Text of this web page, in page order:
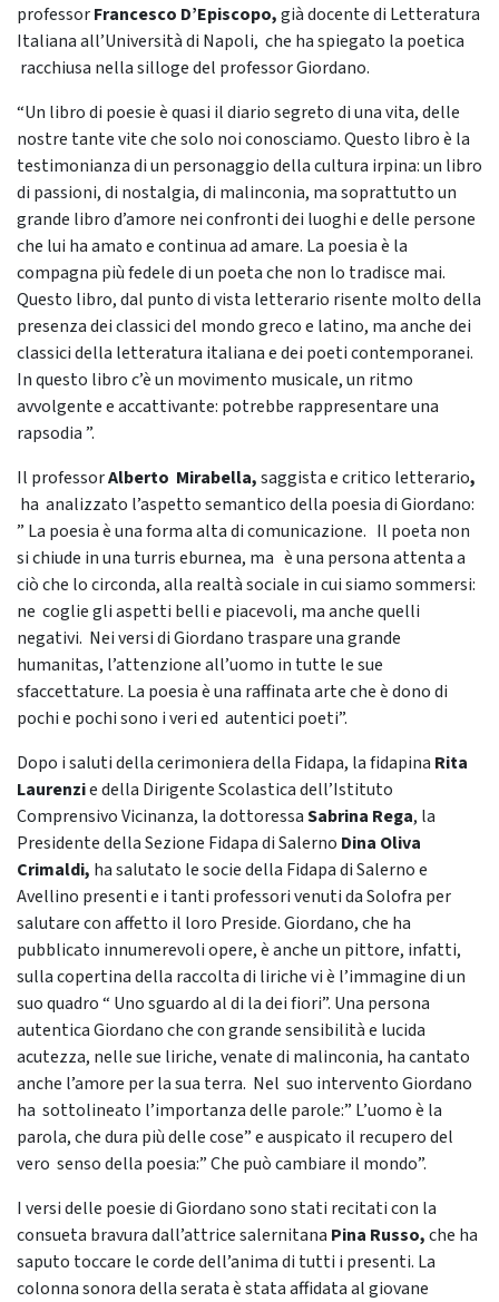
professorFrancesco D’Episcopo,già docente di Letteratura
Italiana all’Università di Napoli, che ha spiegato la poetica
racchiusa nella silloge del professor Giordano.
“Un libro di poesie è quasi il diario segreto di una vita, delle
nostre tante vite che solo noi conosciamo. Questo libro è la
testimonianza di un personaggio della cultura irpina: un libro
di passioni, di nostalgia, di malinconia, ma soprattutto un
grande libro d’amore nei confronti dei luoghi e delle persone
che lui ha amato e continua ad amare. La poesia è la
compagna più fedele di un poeta che non lo tradisce mai.
Questo libro, dal punto di vista letterario risente molto della
presenza dei classici del mondo greco e latino, ma anche dei
classici della letteratura italiana e dei poeti contemporanei.
In questo libro c’è un movimento musicale, un ritmo
avvolgente e accattivante: potrebbe rappresentare una
rapsodia ”.
Il professorAlberto Mirabella,saggista e critico letterario,
ha analizzato l’aspetto semantico della poesia di Giordano:
” La poesia è una forma alta di comunicazione. Il poeta non
si chiude in una turris eburnea, ma è una persona attenta a
ciò che lo circonda, alla realtà sociale in cui siamo sommersi:
ne coglie gli aspetti belli e piacevoli, ma anche quelli
negativi. Nei versi di Giordano traspare una grande
humanitas, l’attenzione all’uomo in tutte le sue
sfaccettature. La poesia è una raffinata arte che è dono di
pochi e pochi sono i veri ed autentici poeti”.
Dopo i saluti della cerimoniera della Fidapa, la fidapina Rita
Laurenzie della Dirigente Scolastica dell’Istituto
Comprensivo Vicinanza, la dottoressaSabrina Rega, la
Presidente della Sezione Fidapa di Salerno Dina Oliva
Crimaldi, ha salutato le socie della Fidapa di Salerno e
Avellino presenti e i tanti professori venuti da Solofra per
salutare con affetto il loro Preside. Giordano, che ha
pubblicato innumerevoli opere, è anche un pittore, infatti,
sulla copertina della raccolta di liriche vi è l’immagine di un
suo quadro “ Uno sguardo al di la dei fiori”. Una persona
autentica Giordano che con grande sensibilità e lucida
acutezza, nelle sue liriche, venate di malinconia, ha cantato
anche l’amore per la sua terra. Nel suo intervento Giordano
ha sottolineato l’importanza delle parole:” L’uomo è la
parola, che dura più delle cose” e auspicato il recupero del
vero senso della poesia:” Che può cambiare il mondo”.
I versi delle poesie di Giordano sono stati recitati con la
consueta bravura dall’attrice salernitana Pina Russo,che ha
saputo toccare le corde dell’anima di tutti i presenti. La
colonna sonora della serata è stata affidata al giovane